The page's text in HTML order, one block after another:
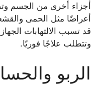
أجزاء أخرى من الجسم
أعراضًا مثل الحمى
قد تسبب الالتهابات
وتتطلب علاجًا فوريًا.
الربو